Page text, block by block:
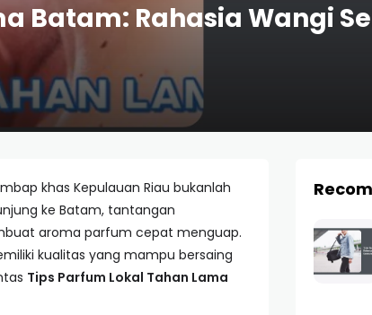
Batam: Rahasia Wangi
khas Kepulauan Riau bukanlah
ke Batam, tantangan
aroma parfum cepat menguap.
kualitas yang mampu bersaing
Tips Parfum Lokal Tahan Lama